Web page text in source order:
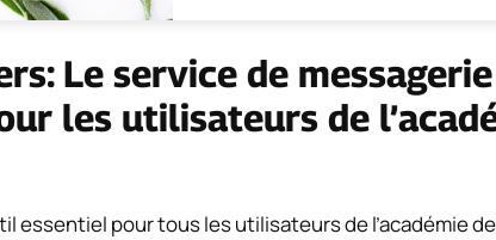
Le service de messagerie
les utilisateurs de
essentiel pour tous les utilisateurs de l’académie